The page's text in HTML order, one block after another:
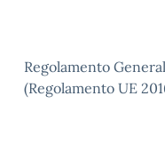
Regolamento
(Regolamento UE